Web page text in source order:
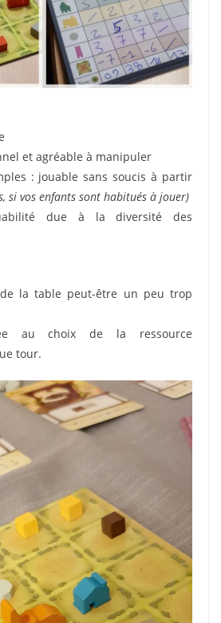
et agréable à manipuler
: jouable sans soucis à partir
si vos enfants sont habitués à jouer)
due à la diversité des
de la table peut-être un peu trop
au choix de la ressource
tour.